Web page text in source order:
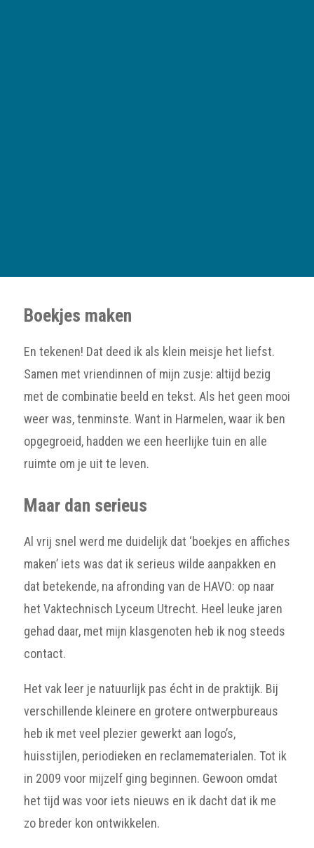
Boekjes maken
En tekenen! Dat deed ik als klein meisje het liefst.
Samen met vriendinnen of mijn zusje: altijd bezig
met de combinatie beeld en tekst. Als het geen mooi
weer was, tenminste. Want in Harmelen, waar ik ben
opgegroeid, hadden we een heerlijke tuin en alle
ruimte om je uit te leven.
Maar dan serieus
Al vrij snel werd me duidelijk dat ‘boekjes en affiches
maken’ iets was dat ik serieus wilde aanpakken en
dat betekende, na afronding van de HAVO: op naar
het Vaktechnisch Lyceum Utrecht. Heel leuke jaren
gehad daar, met mijn klasgenoten heb ik nog steeds
contact.
Het vak leer je natuurlijk pas écht in de praktijk. Bij
verschillende kleinere en grotere ontwerpbureaus
heb ik met veel plezier gewerkt aan logo’s,
huisstijlen, periodieken en reclamematerialen. Tot ik
in 2009 voor mijzelf ging beginnen. Gewoon omdat
het tijd was voor iets nieuws en ik dacht dat ik me
zo breder kon ontwikkelen.